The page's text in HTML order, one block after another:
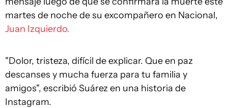
martes de noche de su excompañero en Nacional,
Juan Izquierdo.
"Dolor, tristeza, difícil de explicar. Que en paz
descanses y mucha fuerza para tu familia y
amigos", escribió Suárez en una historia de
Instagram.